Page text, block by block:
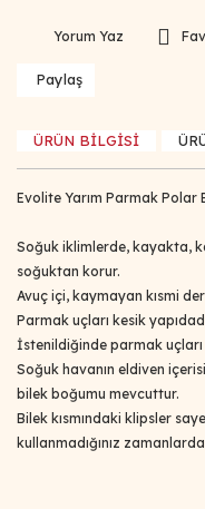
Yorum Yaz
Paylaş
ÜRÜN BİLGİSİ
Evolite Yarım Parmak Polar
Soğuk iklimlerde, kayakta,
soğuktan korur.
Avuç içi, kaymayan kısmi
Parmak uçları kesik
İstenildiğinde parmak
Soğuk havanın eldiven
bilek boğumu mevcuttur.
Bilek kısmındaki klipsler
kullanmadığınız